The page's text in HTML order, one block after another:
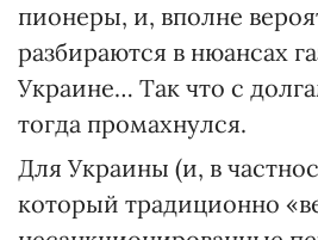
пионеры, и, вполне
разбираются в нюансах
Украине… Так что с
тогда промахнулся.
Для Украины (и, в
который традиционно